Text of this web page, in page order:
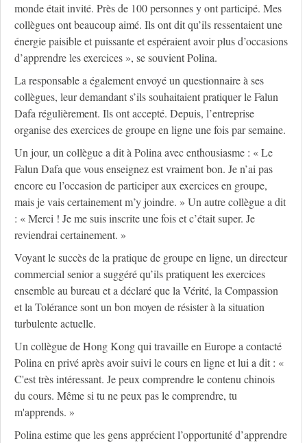
monde était invité. Près de 100 personnes y ont participé. Mes
collègues ont beaucoup aimé. Ils ont dit qu’ils ressentaient une
énergie paisible et puissante et espéraient avoir plus d’occasions
d’apprendre les exercices », se souvient Polina.
La responsable a également envoyé un questionnaire à ses
collègues, leur demandant s’ils souhaitaient pratiquer le Falun
Dafa régulièrement. Ils ont accepté. Depuis, l’entreprise
organise des exercices de groupe en ligne une fois par semaine.
Un jour, un collègue a dit à Polina avec enthousiasme : « Le
Falun Dafa que vous enseignez est vraiment bon. Je n’ai pas
encore eu l’occasion de participer aux exercices en groupe,
mais je vais certainement m’y joindre. » Un autre collègue a dit
: « Merci ! Je me suis inscrite une fois et c’était super. Je
reviendrai certainement. »
Voyant le succès de la pratique de groupe en ligne, un directeur
commercial senior a suggéré qu’ils pratiquent les exercices
ensemble au bureau et a déclaré que la Vérité, la Compassion
et la Tolérance sont un bon moyen de résister à la situation
turbulente actuelle.
Un collègue de Hong Kong qui travaille en Europe a contacté
Polina en privé après avoir suivi le cours en ligne et lui a dit : «
C'est très intéressant. Je peux comprendre le contenu chinois
du cours. Même si tu ne peux pas le comprendre, tu
m'apprends. »
Polina estime que les gens apprécient l’opportunité d’apprendre